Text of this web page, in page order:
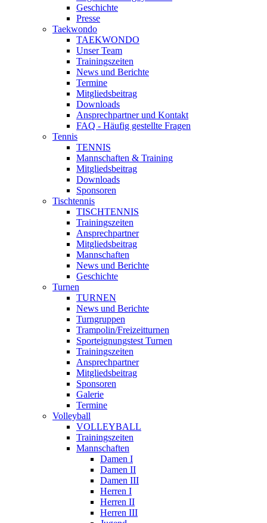
Geschichte
Presse
Taekwondo
TAEKWONDO
Unser Team
Trainingszeiten
News und Berichte
Termine
Mitgliedsbeitrag
Downloads
Ansprechpartner und Kontakt
FAQ - Häufig gestellte Fragen
Tennis
TENNIS
Mannschaften & Training
Mitgliedsbeitrag
Downloads
Sponsoren
Tischtennis
TISCHTENNIS
Trainingszeiten
Ansprechpartner
Mitgliedsbeitrag
Mannschaften
News und Berichte
Geschichte
Turnen
TURNEN
News und Berichte
Turngruppen
Trampolin/Freizeitturnen
Sporteignungstest Turnen
Trainingszeiten
Ansprechpartner
Mitgliedsbeitrag
Sponsoren
Galerie
Termine
Volleyball
VOLLEYBALL
Trainingszeiten
Mannschaften
Damen I
Damen II
Damen III
Herren I
Herren II
Herren III